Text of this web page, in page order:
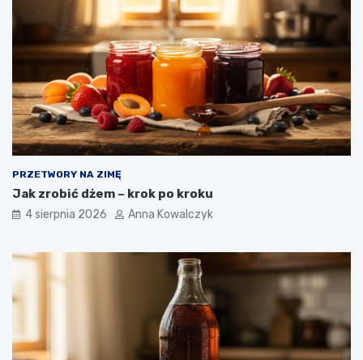
PRZETWORY NA ZIMĘ
Jak zrobić dżem – krok po kroku
4 sierpnia 2026 Anna Kowalczyk